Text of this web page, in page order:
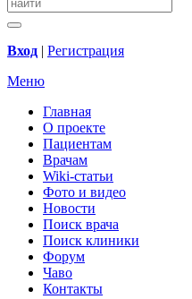
Вход | Регистрация
Меню
Главная
О проекте
Пациентам
Врачам
Wiki-статьи
Фото и видео
Новости
Поиск врача
Поиск клиники
Форум
Чаво
Контакты